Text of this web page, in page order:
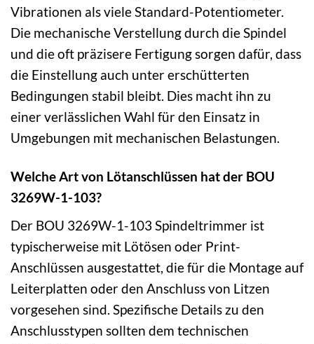
Vibrationen als viele Standard-Potentiometer.
Die mechanische Verstellung durch die Spindel
und die oft präzisere Fertigung sorgen dafür, dass
die Einstellung auch unter erschütterten
Bedingungen stabil bleibt. Dies macht ihn zu
einer verlässlichen Wahl für den Einsatz in
Umgebungen mit mechanischen Belastungen.
Welche Art von Lötanschlüssen hat der BOU
3269W-1-103?
Der BOU 3269W-1-103 Spindeltrimmer ist
typischerweise mit Lötösen oder Print-
Anschlüssen ausgestattet, die für die Montage auf
Leiterplatten oder den Anschluss von Litzen
vorgesehen sind. Spezifische Details zu den
Anschlusstypen sollten dem technischen